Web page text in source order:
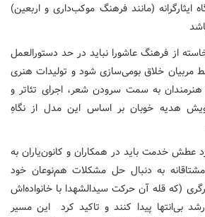
(مانند فرهنگ موکب‌داری و اربعین)
از فرهنگ عاشورا نباید در حد دستورالعمل
مربیان خلاق بومی‌سازی شود و ​تولیدات هنری
هنرمندان به سمت سرودن شعر، اجرای تئاتر و
هدیه خوبان بر اساس این مدل از نگاهِ
عطش خدمت باید در همکاران و کانون‌یاران به
به دنبال حل مشکلات هم‌نوعان خود
(که قله آن حرکت سیدالشهدا با خانواده‌اش
بی‌انتها پیدا کنند و تاکید کرد این مسیر